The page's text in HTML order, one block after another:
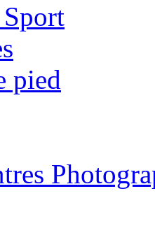
pied